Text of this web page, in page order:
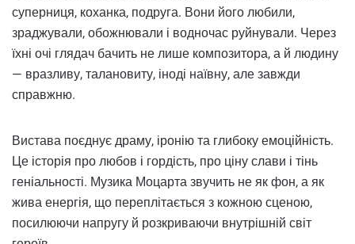
суперниця, коханка, подруга. Вони його любили,
зраджували, обожнювали і водночас руйнували. Через
їхні очі глядач бачить не лише композитора, а й людину
— вразливу, талановиту, іноді наївну, але завжди
справжню.
Вистава поєднує драму, іронію та глибоку емоційність.
Це історія про любов і гордість, про ціну слави і тінь
геніальності. Музика Моцарта звучить не як фон, а як
жива енергія, що переплітається з кожною сценою,
посилюючи напругу й розкриваючи внутрішній світ